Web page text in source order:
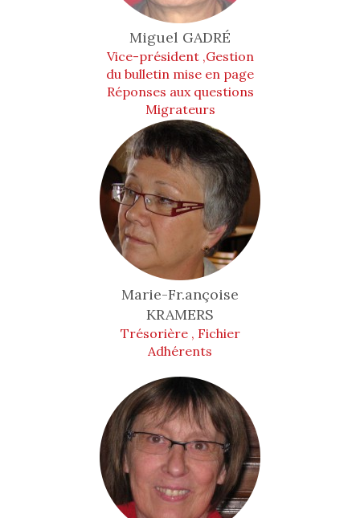
Miguel GADRÉ
Vice-président ,Gestion
du bulletin mise en page
Réponses aux questions
Migrateurs
Marie-Fr.ançoise
KRAMERS
Trésorière , Fichier
Adhérents